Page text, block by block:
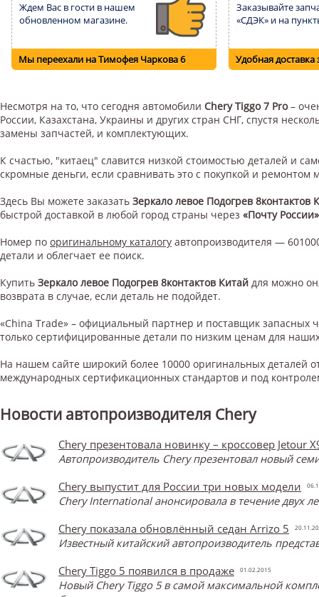
Ждем Вас в гости в нашем
обновленном магазине.
Мы переехали на Тимофея Чаркова 6
Заказывайте
«СДЭК» и на
Удобная доставка
Несмотря на то, что сегодня автомобили Chery Tiggo 7 Pro–
России, Казахстана, Украины и других стран СНГ, спустя
замены запчастей, и комплектующих.
К счастью, "китаец" славится низкой стоимостью деталей и
скромные деньги, если сравнивать это с покупкой и
Здесь Вы можете заказать Зеркало левое Подогрев 8контактов
быстрой доставкой в любой город страны через «Почту России»
Номер по оригинальному каталогу автопроизводителя —
детали и облегчает ее поиск.
Купить Зеркало левое Подогрев 8контактов Китай для можно
возврата в случае, если деталь не подойдет.
«China Trade» – официальный партнер и поставщик запасных
только сертифицированные детали по низким ценам для
На нашем сайте широкий более 10000 оригинальных деталей
международных сертификационных стандартов и под
Новости автопроизводителя Chery
Chery презентовала новинку – кроссовер Jetour
Автопроизводитель Chery презентовал новый
Chery выпустит для России три новых модели
Chery International анонсировала в течение двух
Chery показала обновлённый седан Arrizo 5
Известный китайский автопроизводитель
Chery Tiggo 5 появился в продаже
01.02.2015
Новый Chery Tiggo 5 в самой максимальной